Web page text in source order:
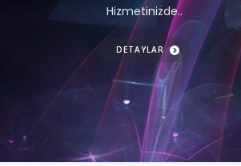
Hizmetinizde..
DETAYLAR